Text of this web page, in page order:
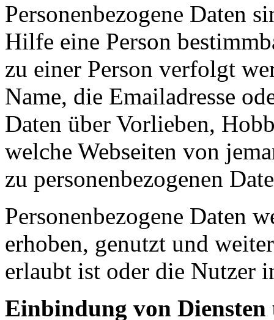
Personenbezogene Daten
Hilfe eine Person
zu einer Person verfolgt
Name, die Emailadresse
Daten über Vorlieben,
welche Webseiten von
zu personenbezogenen
Personenbezogene Daten
erhoben, genutzt und
erlaubt ist oder die Nutzer
Einbindung von